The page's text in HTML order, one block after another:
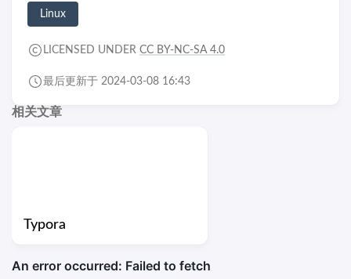
Linux
LICENSED UNDER CC BY-NC-SA 4.0
最后更新于 2024-03-08 16:43
相关文章
Typora